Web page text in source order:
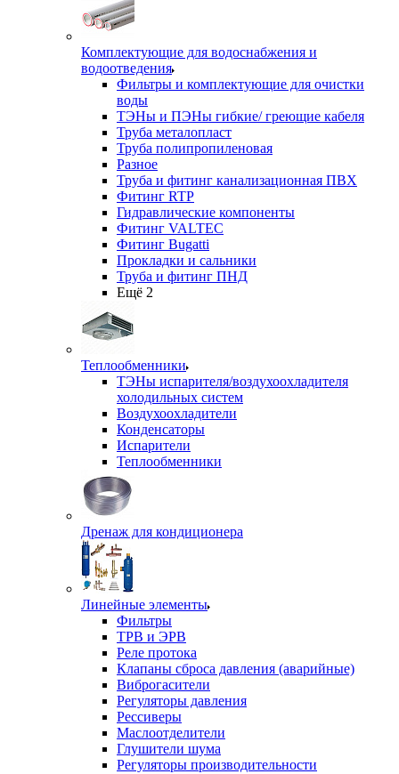
Комплектующие для водоснабжения и
водоотведения
Фильтры и комплектующие для очистки
воды
ТЭНы и ПЭНы гибкие/ греющие кабеля
Труба металопласт
Труба полипропиленовая
Разное
Труба и фитинг канализационная ПВХ
Фитинг RTP
Гидравлические компоненты
Фитинг VALTEC
Фитинг Bugatti
Прокладки и сальники
Труба и фитинг ПНД
Ещё 2
Теплообменники
ТЭНы испарителя/воздухоохладителя
холодильных систем
Воздухоохладители
Конденсаторы
Испарители
Теплообменники
Дренаж для кондиционера
Линейные элементы
Фильтры
ТРВ и ЭРВ
Реле протока
Клапаны сброса давления (аварийные)
Виброгасители
Регуляторы давления
Рессиверы
Маслоотделители
Глушители шума
Регуляторы производительности